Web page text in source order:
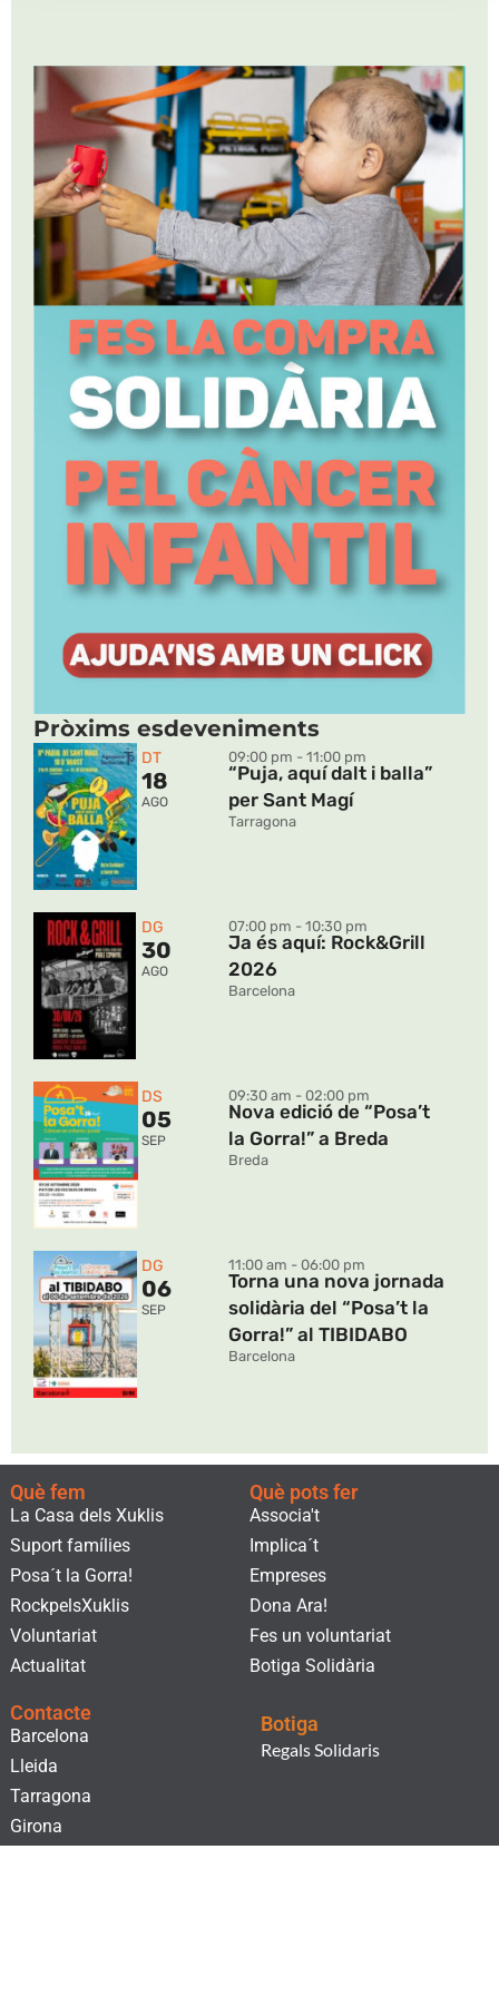
Pròxims esdeveniments
DT
18
AGO
09:00 pm - 11:00 pm
“Puja, aquí dalt i balla”
per Sant Magí
Tarragona
DG
30
AGO
07:00 pm - 10:30 pm
Ja és aquí: Rock&Grill
2026
Barcelona
DS
05
SEP
09:30 am - 02:00 pm
Nova edició de “Posa’t
la Gorra!” a Breda
Breda
DG
06
SEP
11:00 am - 06:00 pm
Torna una nova jornada
solidària del “Posa’t la
Gorra!” al TIBIDABO
Barcelona
Què fem
La Casa dels Xuklis
Suport famílies
Posa´t la Gorra!
RockpelsXuklis
Voluntariat
Actualitat
Què pots fer
Associa't
Implica´t
Empreses
Dona Ara!
Fes un voluntariat
Botiga Solidària
Contacte
Barcelona
Lleida
Tarragona
Girona
Botiga
Regals Solidaris